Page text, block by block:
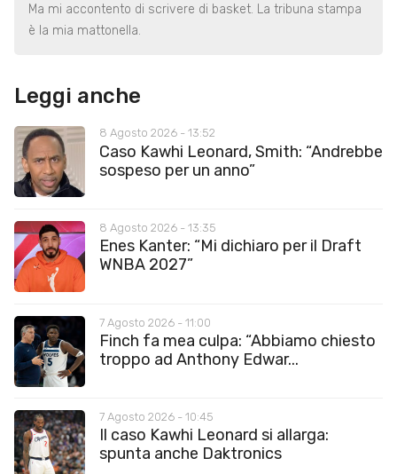
Ma mi accontento di scrivere di basket. La tribuna stampa
è la mia mattonella.
Leggi anche
8 Agosto 2026 - 13:52
Caso Kawhi Leonard, Smith: “Andrebbe
sospeso per un anno”
8 Agosto 2026 - 13:35
Enes Kanter: “Mi dichiaro per il Draft
WNBA 2027”
7 Agosto 2026 - 11:00
Finch fa mea culpa: “Abbiamo chiesto
troppo ad Anthony Edwar...
7 Agosto 2026 - 10:45
Il caso Kawhi Leonard si allarga:
spunta anche Daktronics